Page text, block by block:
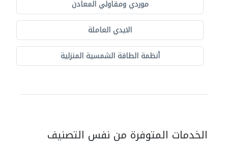
موردي ومقاولي المعادن
الايدي العاملة
أنظمة الطاقة الشمسية المنزلية
الخدمات المتوفرة من نفس التصنيف